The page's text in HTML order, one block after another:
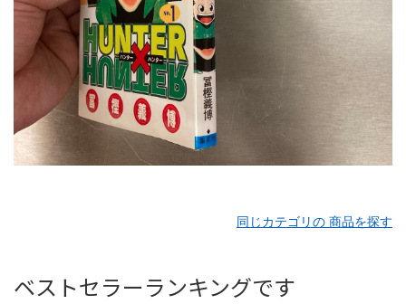
同じカテゴリの 商品を探す
ベストセラーランキングです